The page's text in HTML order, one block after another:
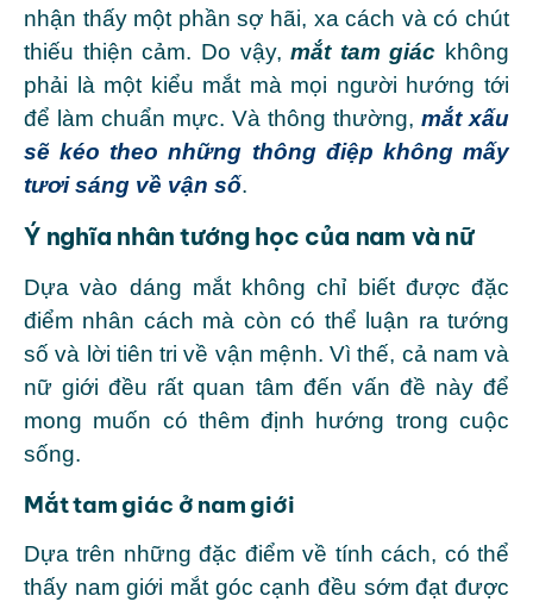
nhận thấy một phần sợ hãi, xa cách và có chút
thiếu thiện cảm. Do vậy,mắt tam giác không
phải là một kiểu mắt mà mọi người hướng tới
để làm chuẩn mực. Và thông thường, mắt xấu
sẽ kéo theo những thông điệp không mấy
tươi sáng về vận số.
Ý nghĩa nhân tướng học của nam và nữ
Dựa vào dáng mắt không chỉ biết được đặc
điểm nhân cách mà còn có thể luận ra tướng
số và lời tiên tri về vận mệnh. Vì thế, cả nam và
nữ giới đều rất quan tâm đến vấn đề này để
mong muốn có thêm định hướng trong cuộc
sống.
Mắt tam giác ở nam giới
Dựa trên những đặc điểm về tính cách, có thể
thấy nam giới mắt góc cạnh đều sớm đạt được